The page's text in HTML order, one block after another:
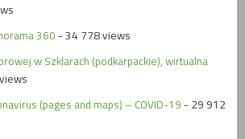
360 - 34 778 views
w Szklarach (podkarpackie), wirtualna
(pages and maps) – COVID-19 - 29 912